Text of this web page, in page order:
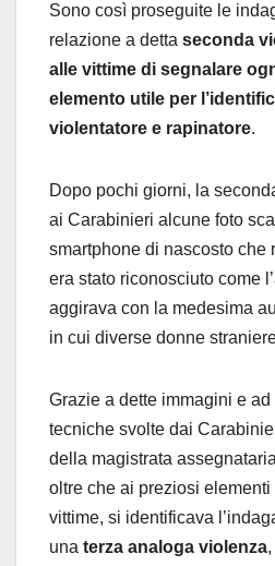
Sono così proseguite le
relazione a detta seconda
alle vittime di segnalare
elemento utile per
violentatore e rapinatore.
Dopo pochi giorni, la
ai Carabinieri alcune foto
smartphone di nascosto che
era stato riconosciuto come
aggirava con la medesima
in cui diverse donne
Grazie a dette immagini e
tecniche svolte dai
della magistrata
oltre che ai preziosi
vittime, si identificava
una terza analoga violenza